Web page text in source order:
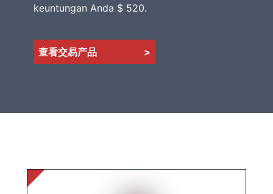
keuntungan Anda $ 520.
查看交易产品 >